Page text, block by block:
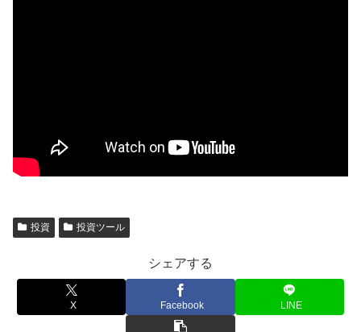
投資 投資ツール
シェアする
X Facebook LINE